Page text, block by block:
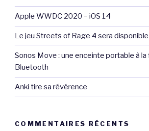
Apple WWDC 2020 – iOS 14
Le jeu Streets of Rage 4 sera
Sonos Move : une enceinte portable à
Bluetooth
Anki tire sa révérence
COMMENTAIRES RÉCENTS